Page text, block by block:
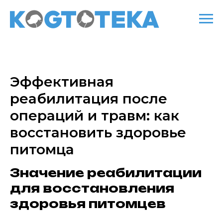
Эффективная
реабилитация после
операций и травм: как
восстановить здоровье
питомца
Значение реабилитации
для восстановления
здоровья питомцев